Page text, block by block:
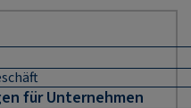
für Unternehmen